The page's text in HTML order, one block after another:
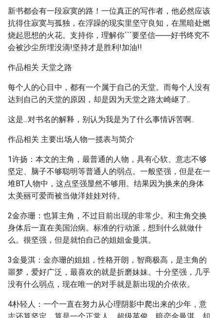
新书都会有一段寂寞的路！一位真正的写作者，他必然应该
抗得住寂寞与孤独，在浮躁的现实里坚守良知，在黑暗处燃
烧起思想的火花。支持你，理解你```要坚信――好书终究不
会被沙尘所埋没滴!坚持才是胜利!加油!!
作品相关 天堂之路
每个人的心目中，都有一个属于自己的天堂。而每个人没有
达到自己的天堂的原因，却是因为天堂之路太崎岖了..
这是...对书名的解释，别认为我是为了什么事情诉苦啊..
作品相关 主要出场人物一揽表与简介
1许扬：本文的主角，最普通的人物，具有心软、意志不够
坚定、脑子不够聪明等普通人的弱点。一般坚强，但是在一
堆BT人物中，这点坚强显然不够用。结果因为换来的身体
太美丽可爱而被当做洋娃娃对待。
2金亦珊：也算主角，不过目前出现的非常少。和主角交换
身体后一直在美国治病。标准的行动派，想到什么就做什
么。很坚强，但是就怕自己的姐姐金曼淇。
3金曼淇：金亦珊的姐姐，性格开朗，智商极高，是主角的
噩梦，爱好广泛，最喜欢的就是折磨妹妹。十分坚强，几乎
没有什么弱点，现在唯一的对手就是新出现的介依依。
4朴轻人：一个一直在努力从心理阴影中爬出来的少年，意